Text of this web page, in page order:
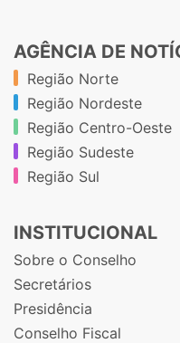
AGÊNCIA DE
Região Norte
Região Nordeste
Região Centro-Oeste
Região Sudeste
Região Sul
INSTITUCIONAL
Sobre o Conselho
Secretários
Presidência
Conselho Fiscal